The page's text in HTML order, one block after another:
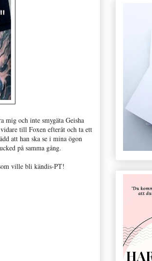
mig och inte smygäta Geisha
till Foxen efteråt och ta ett
att han ska se i mina ögon
på samma gång.
ville bli kändis-PT!